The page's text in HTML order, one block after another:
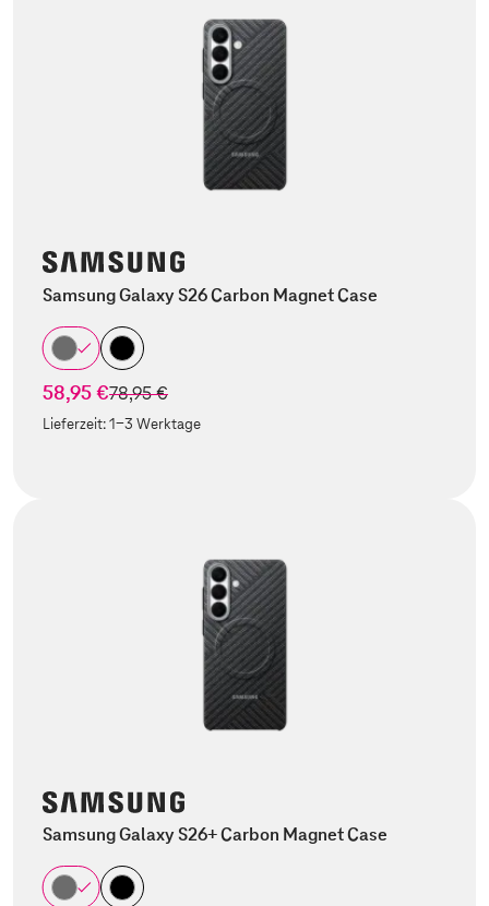
Samsung Galaxy S26 Carbon Magnet Case
58,95 €statt
78,95 €
Lieferzeit:1-3 Werktage
Samsung Galaxy S26+ Carbon Magnet Case